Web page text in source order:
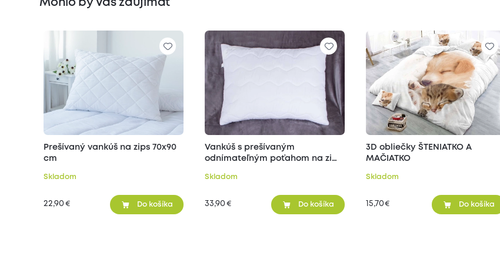
Mohlo by Vás zaujímať
Prešívaný vankúš na zips 70x90
cm
Skladom
22,90 € Do košíka
Vankúš s prešívaným
odnímateľným poťahom na zips
Skladom
33,90 € Do košíka
3D obliečky ŠTENIATKO A
MAČIATKO
Skladom
15,70 € Do košíka